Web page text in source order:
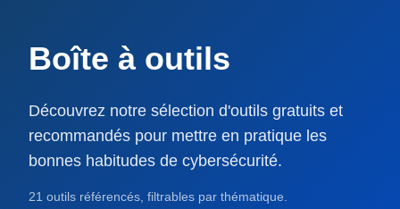
Boîte à outils
Découvrez notre sélection d'outils gratuits et
recommandés pour mettre en pratique les
bonnes habitudes de cybersécurité.
21 outils référencés, filtrables par thématique.